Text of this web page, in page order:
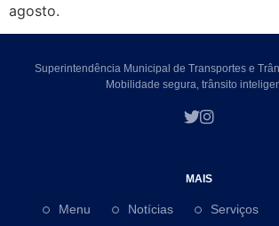
agosto.
Superintendência Municipal de Transportes e
Mobilidade segura, trânsito
MAIS
Menu Notícias Serviços